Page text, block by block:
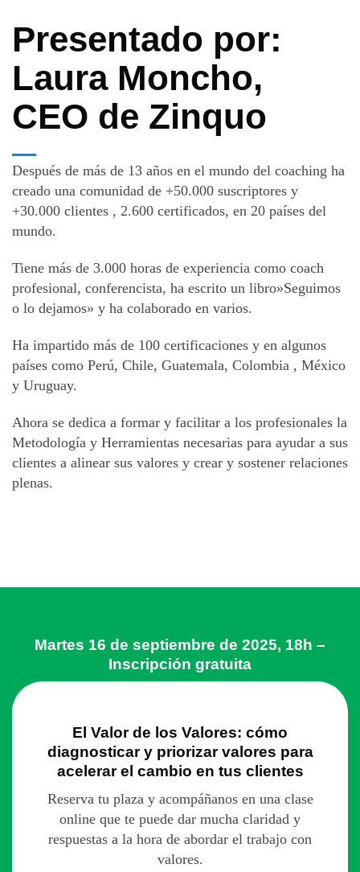
Presentado por:
Laura Moncho,
CEO de Zinquo
Después de más de 13 años en el mundo del coaching ha
creado una comunidad de +50.000 suscriptores y
+30.000 clientes , 2.600 certificados, en 20 países del
mundo.
Tiene más de 3.000 horas de experiencia como coach
profesional, conferencista, ha escrito un libro»Seguimos
o lo dejamos» y ha colaborado en varios.
Ha impartido más de 100 certificaciones y en algunos
países como Perú, Chile, Guatemala, Colombia , México
y Uruguay.
Ahora se dedica a formar y facilitar a los profesionales la
Metodología y Herramientas necesarias para ayudar a sus
clientes a alinear sus valores y crear y sostener relaciones
plenas.
Martes 16 de septiembre de 2025, 18h –
Inscripción gratuita
El Valor de los Valores: cómo
diagnosticar y priorizar valores para
acelerar el cambio en tus clientes
Reserva tu plaza y acompáñanos en una clase
online que te puede dar mucha claridad y
respuestas a la hora de abordar el trabajo con
valores.